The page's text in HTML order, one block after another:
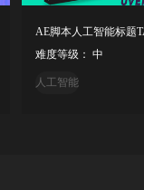
难度等级： 中
人工智能